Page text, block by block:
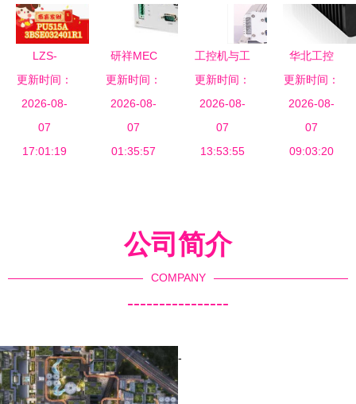
LZS-
A1500-3 工
控电脑 为
工业自动化
打造的高性
更新时间：
2026-08-
07
17:01:19
研祥MEC
系列低功耗
无风扇嵌入
式工控机
特种计算机
更新时间：
2026-08-
07
01:35:57
工控机与工
业平板电脑
选型指南
核心考量与
技术解析
更新时间：
2026-08-
07
13:53:55
华北工控
BIS-6660
基于Intel
Atom的无
风扇嵌入式
更新时间：
2026-08-
07
09:03:20
公司简介
COMPANY
----------------
-